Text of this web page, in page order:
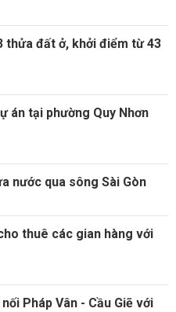
thửa đất ở, khởi điểm từ 43
án tại phường Quy Nhơn
nước qua sông Sài Gòn
thuê các gian hàng với
Pháp Vân - Cầu Giẽ với